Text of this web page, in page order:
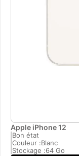
Apple iPhone 12
Bon état
Couleur :Blanc
Stockage :64 Go